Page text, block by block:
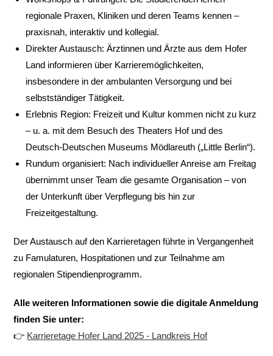
regionale Praxen, Kliniken und deren Teams kennen –
praxisnah, interaktiv und kollegial.
Direkter Austausch: Ärztinnen und Ärzte aus dem Hofer
Land informieren über Karrieremöglichkeiten,
insbesondere in der ambulanten Versorgung und bei
selbstständiger Tätigkeit.
Erlebnis Region: Freizeit und Kultur kommen nicht zu kurz
– u. a. mit dem Besuch des Theaters Hof und des
Deutsch-Deutschen Museums Mödlareuth („Little Berlin“).
Rundum organisiert: Nach individueller Anreise am Freitag
übernimmt unser Team die gesamte Organisation – von
der Unterkunft über Verpflegung bis hin zur
Freizeitgestaltung.
Der Austausch auf den Karrieretagen führte in Vergangenheit
zu Famulaturen, Hospitationen und zur Teilnahme am
regionalen Stipendienprogramm.
Alle weiteren Informationen sowie die digitale Anmeldung
finden Sie unter:
👉 Karrieretage Hofer Land 2025 - Landkreis Hof